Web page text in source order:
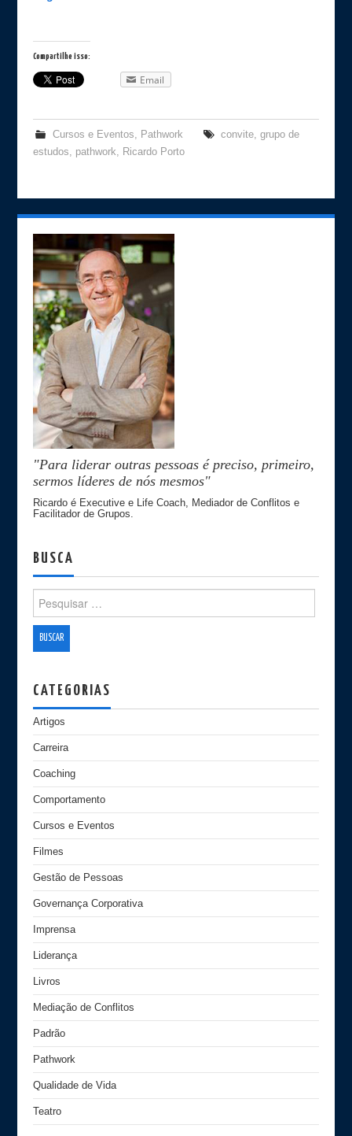
Compartilhe isso:
Email
Cursos e Eventos, Pathwork convite, grupo de
estudos, pathwork, Ricardo Porto
"Para liderar outras pessoas é preciso, primeiro,
sermos líderes de nós mesmos"
Ricardo é Executive e Life Coach, Mediador de Conflitos e
Facilitador de Grupos.
BUSCA
Search for:
CATEGORIAS
Artigos
Carreira
Coaching
Comportamento
Cursos e Eventos
Filmes
Gestão de Pessoas
Governança Corporativa
Imprensa
Liderança
Livros
Mediação de Conflitos
Padrão
Pathwork
Qualidade de Vida
Teatro